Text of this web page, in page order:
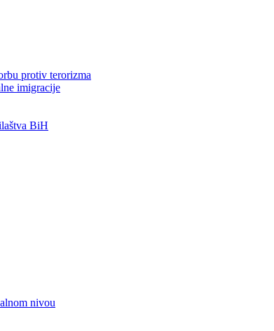
protiv terorizma
imigracije
BiH
nivou